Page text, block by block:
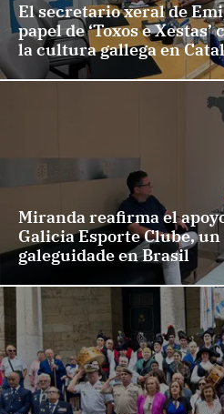
El secretario xeral de
papel de ‘Toxos e
la cultura gallega en
Miranda reafirma el
Galicia Esporte Clube,
galeguidade en Brasil